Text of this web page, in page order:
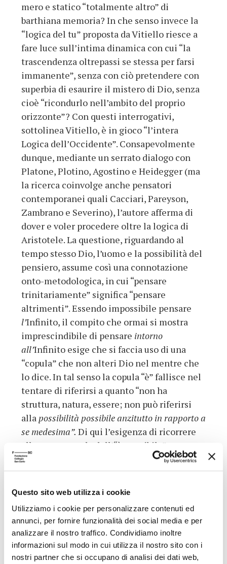
Questo sito web utilizza i cookie
Utilizziamo i cookie per personalizzare contenuti ed
annunci, per fornire funzionalità dei social media e per
analizzare il nostro traffico. Condividiamo inoltre
informazioni sul modo in cui utilizza il nostro sito con i
nostri partner che si occupano di analisi dei dati web,
mero e statico “totalmente altro” di
barthiana memoria? In che senso invece la
“logica del tu” proposta da Vitiello riesce a
fare luce sull’intima dinamica con cui “la
trascendenza oltrepassi se stessa per farsi
immanente”, senza con ciò pretendere con
superbia di esaurire il mistero di Dio, senza
cioè “ricondurlo nell’ambito del proprio
orizzonte”? Con questi interrogativi,
sottolinea Vitiello, è in gioco “l’intera
Logica dell’Occidente”. Consapevolmente
dunque, mediante un serrato dialogo con
Platone, Plotino, Agostino e Heidegger (ma
la ricerca coinvolge anche pensatori
contemporanei quali Cacciari, Pareyson,
Zambrano e Severino), l’autore afferma di
dover e voler procedere oltre la logica di
Aristotele. La questione, riguardando al
tempo stesso Dio, l’uomo e la possibilità del
pensiero, assume così una connotazione
onto-metodologica, in cui “pensare
trinitariamente” significa “pensare
altrimenti”. Essendo impossibile pensare
l’Infinito, il compito che ormai si mostra
imprescindibile di pensare intorno
all’Infinito esige che si faccia uso di una
“copula” che non alteri Dio nel mentre che
lo dice. In tal senso la copula “è” fallisce nel
tentare di riferirsi a quanto “non ha
struttura, natura, essere; non può riferirsi
alla possibilità possibile anzitutto in rapporto a
se medesima”. Di qui l’esigenza di ricorrere
alla nuova copula dell’“è-possibile”, per
tentare di
(non di dimostrare) la
dinamica kenotica intra-trinitaria del Dio-
possibile, alla luce della quale si può
Parola-finita di Verità, un annuncio di
salvezza che, riuscendo a “servare,serbare,
custodire” (p. 110) il finito, è altra dalla
redenzione.